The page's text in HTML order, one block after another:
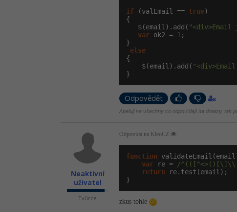
if (valEmail == true)
{
   $(email).add(
"<div>Email
var ok2 = 1 ;
}
else
{
    $(email).add(
}
Odpovědět
Apeluji na všechny co odpovídají na dotazy, tak
Neaktivní
uživatel
Tvůrce
Odpovídá na KleoCZ
function
var re =
/
return re.test(email);
}
zkus tohle